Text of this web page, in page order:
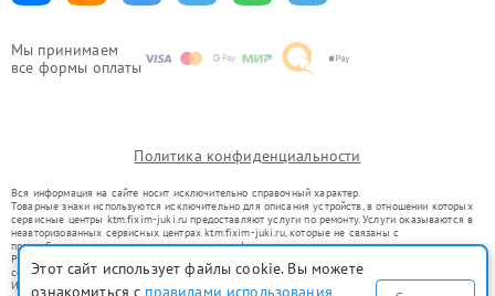
Мы принимаем
все формы оплаты
Политика конфиденциальности
Вся информация на сайте носит исключительно справочный характер.
Товарные знаки используются исключительно для описания устройств, в отношении которых
сервисные центры ktm.fixim-juki.ru предоставляют услуги по ремонту. Услуги оказываются в
неавторизованных сервисных центрах ktm.fixim-juki.ru, которые не связаны с
правообладателями товарных знаков или их официальными представителями.
Ремонт осуществляется для устройств, уже введенных в гражданский оборот в соответствии
со статьей 1487 ГК РФ.
Использование товарных знаков не преследует цели индивидуализации услуг или введения
Этот сайт использует файлы cookie. Вы можете
ознакомиться с правилами использования